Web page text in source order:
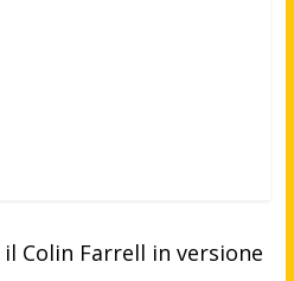
Colin Farrell in versione